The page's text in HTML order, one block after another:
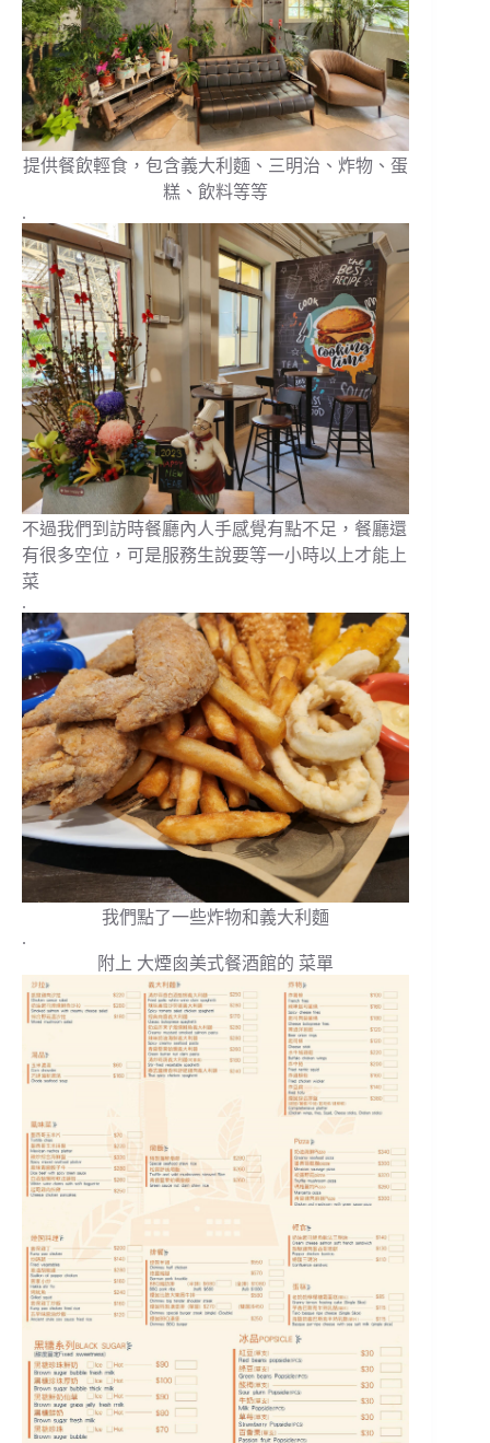
提供餐飲輕食，包含義大利麵、三明治、炸物、蛋
糕、飲料等等
.
不過我們到訪時餐廳內人手感覺有點不足，餐廳還
有很多空位，可是服務生說要等一小時以上才能上
菜
.
我們點了一些炸物和義大利麵
.
附上 大煙囪美式餐酒館的 菜單